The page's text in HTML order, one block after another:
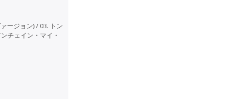
ージョン) / 03. トン
チェイン・マイ・